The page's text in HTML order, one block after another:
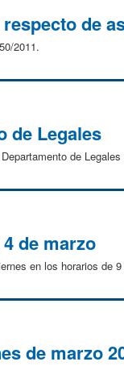
de
2011.
de Legales
de Legales
de marzo
en los horarios de
de marzo